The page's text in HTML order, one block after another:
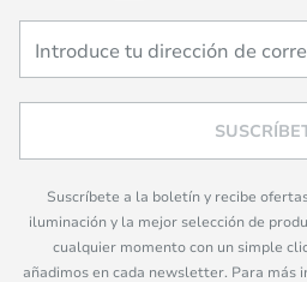
Suscríbete a la boletín y recibe
iluminación y la mejor selección de
cualquier momento con un simple
añadimos en cada newsletter. Para más